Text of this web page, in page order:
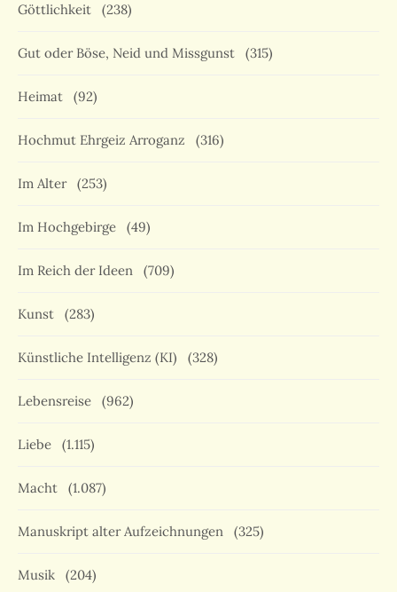
Göttlichkeit (238)
Gut oder Böse, Neid und Missgunst (315)
Heimat (92)
Hochmut Ehrgeiz Arroganz (316)
Im Alter (253)
Im Hochgebirge (49)
Im Reich der Ideen (709)
Kunst (283)
Künstliche Intelligenz (KI) (328)
Lebensreise (962)
Liebe (1.115)
Macht (1.087)
Manuskript alter Aufzeichnungen (325)
Musik (204)